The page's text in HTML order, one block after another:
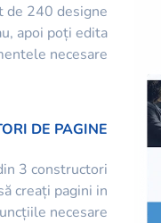
de 240 designe
apoi poți edita
necesare
DE PAGINE
3 constructori
creați pagini in
necesare